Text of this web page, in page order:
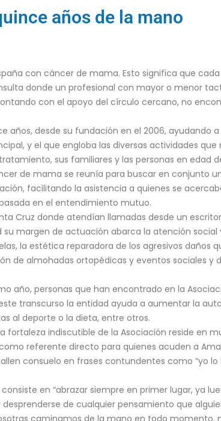
años de la mano
con cáncer de mama. Esto significa que
donde un profesional con mayor o menor
con el apoyo del círculo cercano, no
desde su fundación en el 2006, ayudando
y el que engloba las diversas actividades
sus familiares y las personas en edad
de mama se reunía para buscar en conjunto
facilitando la asistencia a quienes se
en el entendimiento mutuo.
Cruz donde atendían llamadas desde un
margen de actuación abarca la atención
la estética reparadora de los agresivos daños
de almohadas ortopédicas y eventos sociales y
año, personas que han encontrado en la
transcurso la entidad ayuda a aumentar la
al deporte o la dieta, entre otros.
fortaleza indiscutible de la Asociación reside en
referente directo para quienes acuden a
consuelo en frases contundentes como “yo lo
en “abrazar siempre en primer lugar, ya
de cualquier pensamiento que
caminamos de la mano en todo momento,